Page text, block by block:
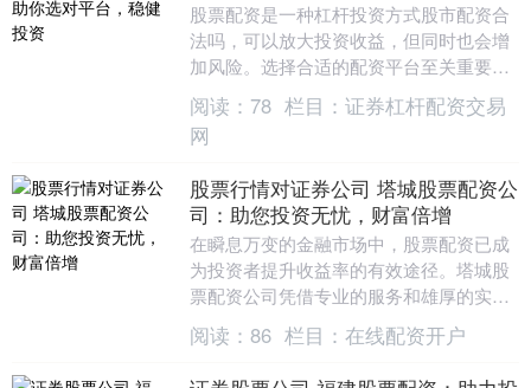
股票配资是一种杠杆投资方式股市配资合
法吗，可以放大投资收益，但同时也会增
加风险。选择合适的配资平台至关重要，
以确保资金安全和投资稳健。 通过股票配
资，投资者可以....
阅读： 78 栏目： 证券杠杆配资交易
网
股票行情对证券公司 塔城股票配资公
司：助您投资无忧，财富倍增
在瞬息万变的金融市场中，股票配资已成
为投资者提升收益率的有效途径。塔城股
票配资公司凭借专业的服务和雄厚的实
力，为投资者提供安全可靠的配资方案，
助您投资无忧，财富....
阅读： 86 栏目： 在线配资开户